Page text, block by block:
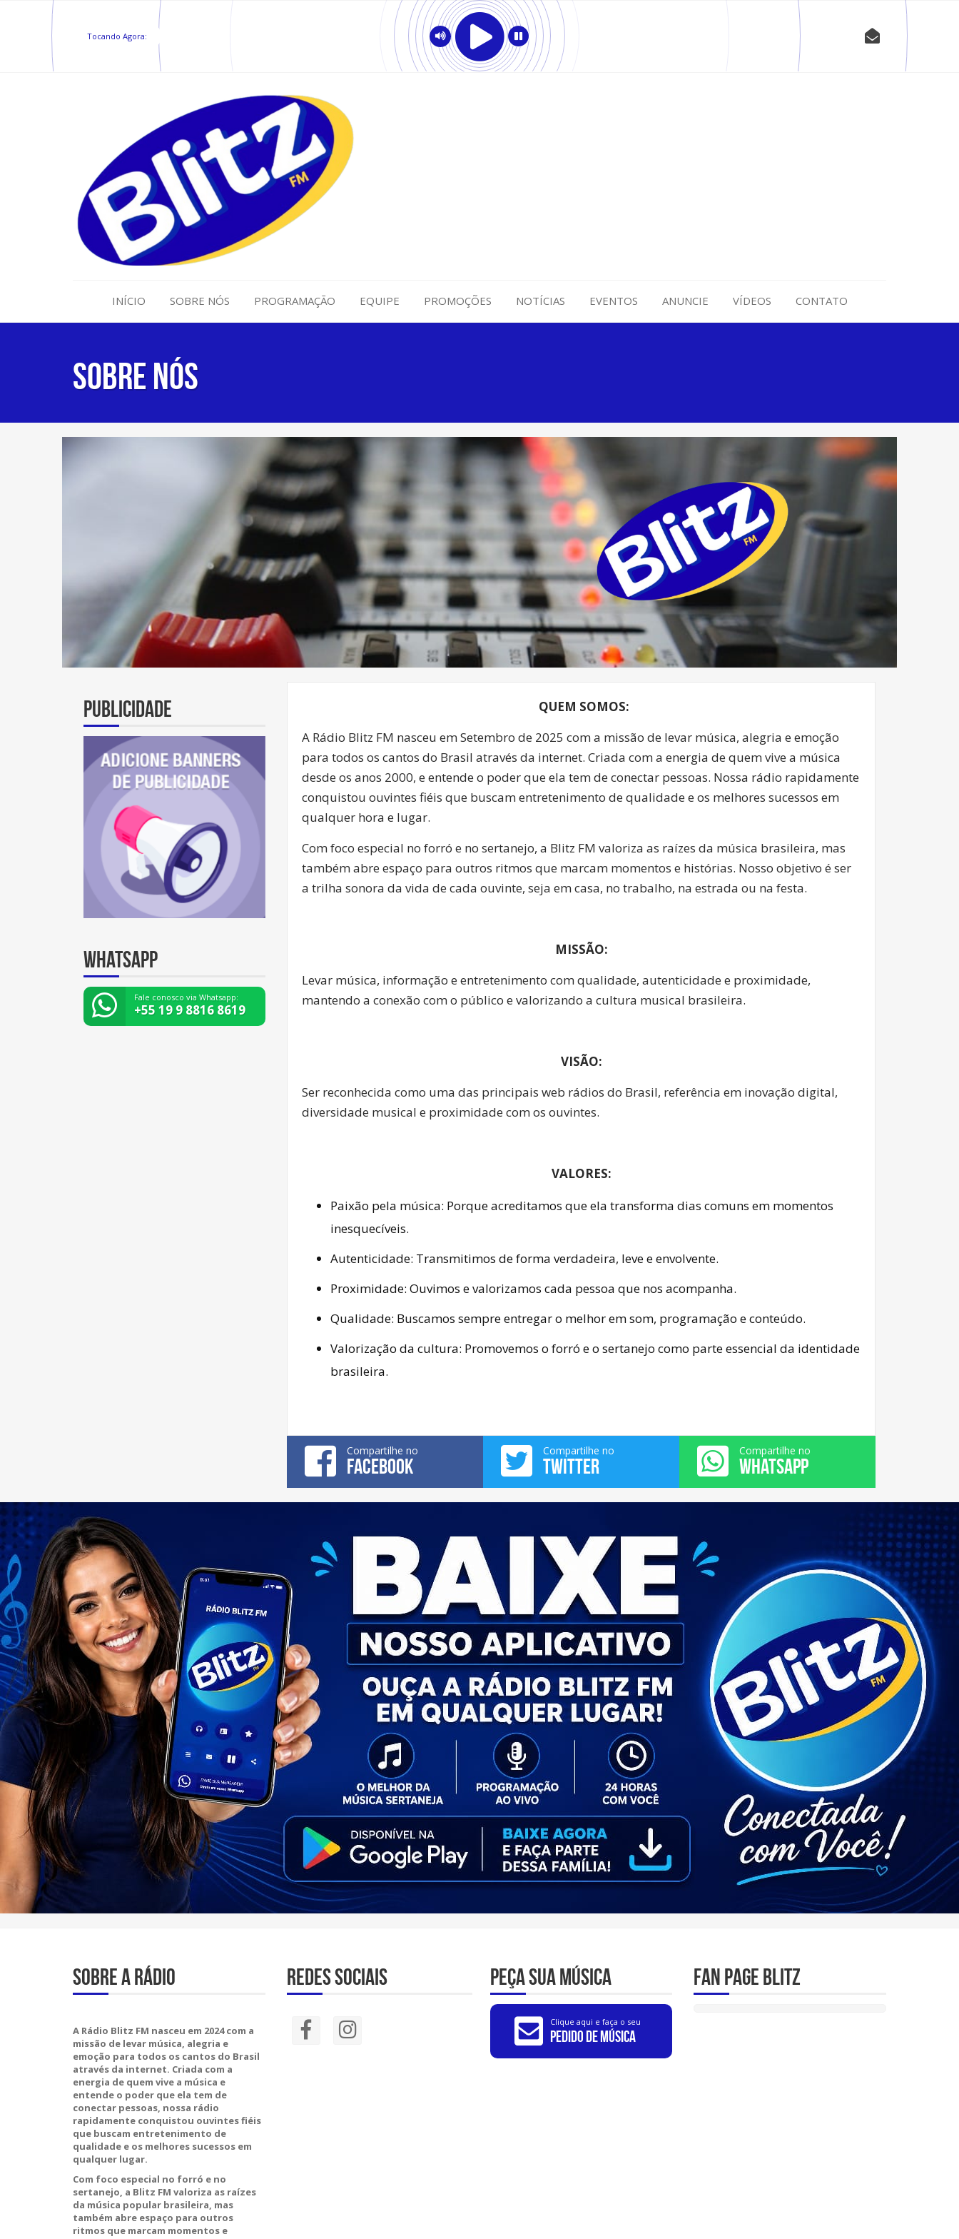
Tocando Agora:
INÍCIO SOBRE NÓS PROGRAMAÇÃO EQUIPE PROMOÇÕES NOTÍCIAS EVENTOS ANUNCIE VÍDEOS CONTATO
Sobre nós
Publicidade
Whatsapp
Fale conosco via Whatsapp:
+55 19 9 8816 8619
QUEM SOMOS:
A Rádio Blitz FM nasceu em Setembro de 2025 com a missão de levar música, alegria e emoção
para todos os cantos do Brasil através da internet. Criada com a energia de quem vive a música
desde os anos 2000, e entende o poder que ela tem de conectar pessoas. Nossa rádio rapidamente
conquistou ouvintes fiéis que buscam entretenimento de qualidade e os melhores sucessos em
qualquer hora e lugar.
Com foco especial no forró e no sertanejo, a Blitz FM valoriza as raízes da música brasileira, mas
também abre espaço para outros ritmos que marcam momentos e histórias. Nosso objetivo é ser
a trilha sonora da vida de cada ouvinte, seja em casa, no trabalho, na estrada ou na festa.
MISSÃO:
Levar música, informação e entretenimento com qualidade, autenticidade e proximidade,
mantendo a conexão com o público e valorizando a cultura musical brasileira.
VISÃO:
Ser reconhecida como uma das principais web rádios do Brasil, referência em inovação digital,
diversidade musical e proximidade com os ouvintes.
VALORES:
Paixão pela música: Porque acreditamos que ela transforma dias comuns em momentos
inesquecíveis.
Autenticidade: Transmitimos de forma verdadeira, leve e envolvente.
Proximidade: Ouvimos e valorizamos cada pessoa que nos acompanha.
Qualidade: Buscamos sempre entregar o melhor em som, programação e conteúdo.
Valorização da cultura: Promovemos o forró e o sertanejo como parte essencial da identidade
brasileira.
Compartilhe no
FACEBOOK
Compartilhe no
TWITTER
Compartilhe no
WHATSAPP
Sobre A Rádio
A Rádio Blitz FM nasceu em 2024 com a
missão de levar música, alegria e
emoção para todos os cantos do Brasil
através da internet. Criada com a
energia de quem vive a música e
entende o poder que ela tem de
conectar pessoas, nossa rádio
rapidamente conquistou ouvintes fiéis
que buscam entretenimento de
qualidade e os melhores sucessos em
qualquer lugar.
Com foco especial no forró e no
sertanejo, a Blitz FM valoriza as raízes
da música popular brasileira, mas
também abre espaço para outros
ritmos que marcam momentos e
Redes Sociais Peça sua música
Clique aqui e faça o seu
Pedido de Música
Fan Page Blitz